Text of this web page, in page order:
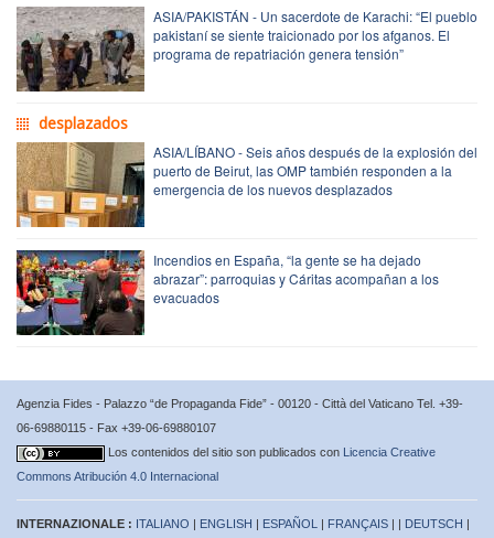
ASIA/PAKISTÁN - Un sacerdote de Karachi: “El pueblo
pakistaní se siente traicionado por los afganos. El
programa de repatriación genera tensión”
desplazados
ASIA/LÍBANO - Seis años después de la explosión del
puerto de Beirut, las OMP también responden a la
emergencia de los nuevos desplazados
Incendios en España, “la gente se ha dejado
abrazar”: parroquias y Cáritas acompañan a los
evacuados
Agenzia Fides - Palazzo “de Propaganda Fide” - 00120 - Città del Vaticano Tel. +39-
06-69880115 - Fax +39-06-69880107
Los contenidos del sitio son publicados con Licencia Creative
Commons Atribución 4.0 Internacional
INTERNAZIONALE : ITALIANO | ENGLISH | ESPAÑOL | FRANÇAIS | | DEUTSCH |